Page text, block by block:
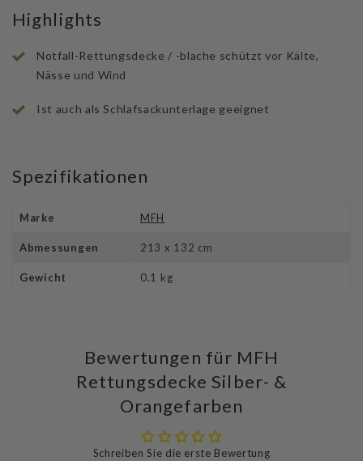
Highlights
Notfall-Rettungsdecke / -blache schützt vor Kälte,
Nässe und Wind
Ist auch als Schlafsackunterlage geeignet
Spezifikationen
Marke MFH
Abmessungen 213 x 132 cm
Gewicht 0.1 kg
Bewertungen für MFH
Rettungsdecke Silber- &
Orangefarben
Schreiben Sie die erste Bewertung